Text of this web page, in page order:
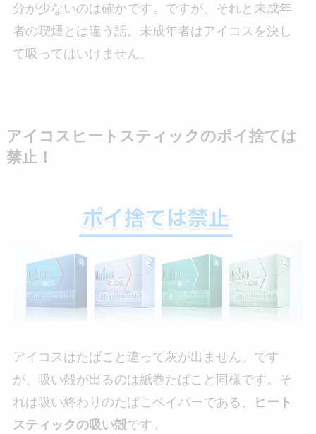
分が少ないのは確かです。ですが、それと未成年
者の喫煙とは違う話。未成年者はアイコスを決し
て吸ってはいけません。
アイコスヒートスティックのポイ捨ては
禁止！
アイコスはたばこと違って灰が出ません。です
が、吸い殻が出るのは紙巻たばこと同様です。そ
れは吸い終わりのたばこベイパーである、
ヒート
スティックの吸い殻です。